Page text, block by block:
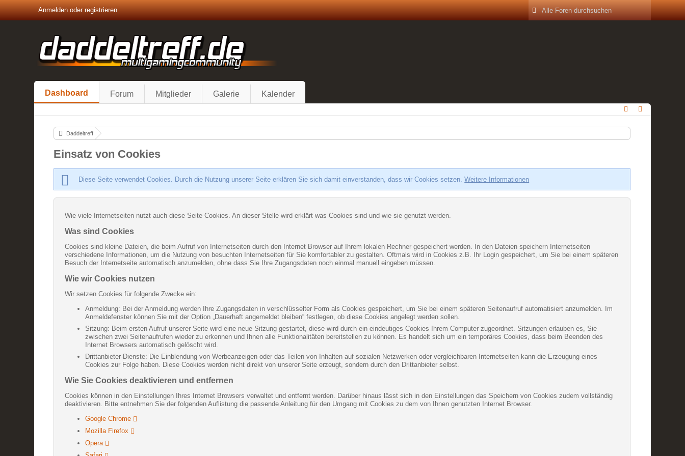
Anmelden oder registrieren
Dashboard Forum Mitglieder Galerie Kalender
Daddeltreff
Einsatz von Cookies
Diese Seite verwendet Cookies. Durch die Nutzung unserer Seite erklären Sie sich damit einverstanden, dass wir Cookies setzen.Weitere Informationen
Wie viele Internetseiten nutzt auch diese Seite Cookies. An dieser Stelle wird erklärt was Cookies sind und wie sie genutzt werden.
Was sind Cookies
Cookies sind kleine Dateien, die beim Aufruf von Internetseiten durch den Internet Browser auf Ihrem lokalen Rechner gespeichert werden. In den Dateien speichern Internetseiten
verschiedene Informationen, um die Nutzung von besuchten Internetseiten für Sie komfortabler zu gestalten. Oftmals wird in Cookies z.B. Ihr Login gespeichert, um Sie bei einem späteren
Besuch der Internetseite automatisch anzumelden, ohne dass Sie Ihre Zugangsdaten noch einmal manuell eingeben müssen.
Wie wir Cookies nutzen
Wir setzen Cookies für folgende Zwecke ein:
Anmeldung: Bei der Anmeldung werden Ihre Zugangsdaten in verschlüsselter Form als Cookies gespeichert, um Sie bei einem späteren Seitenaufruf automatisiert anzumelden. Im
Anmeldefenster können Sie mit der Option „Dauerhaft angemeldet bleiben“ festlegen, ob diese Cookies angelegt werden sollen.
Sitzung: Beim ersten Aufruf unserer Seite wird eine neue Sitzung gestartet, diese wird durch ein eindeutiges Cookies Ihrem Computer zugeordnet. Sitzungen erlauben es, Sie
zwischen zwei Seitenaufrufen wieder zu erkennen und Ihnen alle Funktionalitäten bereitstellen zu können. Es handelt sich um ein temporäres Cookies, dass beim Beenden des
Internet Browsers automatisch gelöscht wird.
Drittanbieter-Dienste: Die Einblendung von Werbeanzeigen oder das Teilen von Inhalten auf sozialen Netzwerken oder vergleichbaren Internetseiten kann die Erzeugung eines
Cookies zur Folge haben. Diese Cookies werden nicht direkt von unserer Seite erzeugt, sondern durch den Drittanbieter selbst.
Wie Sie Cookies deaktivieren und entfernen
Cookies können in den Einstellungen Ihres Internet Browsers verwaltet und entfernt werden. Darüber hinaus lässt sich in den Einstellungen das Speichern von Cookies zudem vollständig
deaktivieren. Bitte entnehmen Sie der folgenden Auflistung die passende Anleitung für den Umgang mit Cookies zu dem von Ihnen genutzten Internet Browser.
Google Chrome
Mozilla Firefox
Opera